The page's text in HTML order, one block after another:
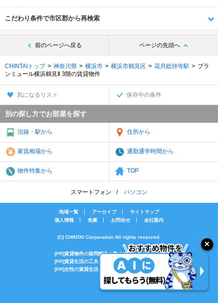
こだわり条件で市区郡から再検索
前のページへ戻る ページの先頭へ
CHINTAIトップ 神奈川県 横浜市 横浜市鶴見区 花月総持寺駅
ブラ
ンミュール横浜鶴見Ⅱ 3階の賃貸物件
気になるリスト 保存中の条件
別の探し方でお部屋を探す
沿線・駅から 住所から
家賃相場から 通勤通学時間から
物件特集から TOP
スマートフォン パソコン
地域一覧 アーカイブ
サイトマップ
個人情報
免責 お問合せ 会社案内
(C) CHINTAI Corporation All rights reserved.
[PR]賃貸物件の疑問解決！教えてエイブルAGENT
[PR]賃貸生活の工夫を紹介！CHINTAI情報局
[PR]女性の賃貸生活を応援！Woman.CHINTAI